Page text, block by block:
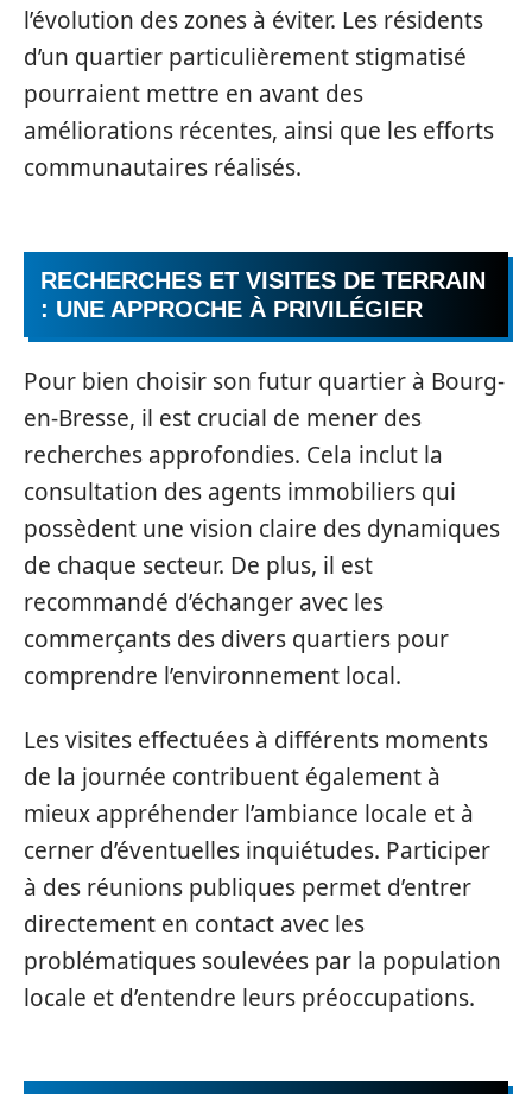
l’évolution des zones à éviter. Les résidents
d’un quartier particulièrement stigmatisé
pourraient mettre en avant des
améliorations récentes, ainsi que les efforts
communautaires réalisés.
RECHERCHES ET VISITES DE TERRAIN
: UNE APPROCHE À PRIVILÉGIER
Pour bien choisir son futur quartier à Bourg-
en-Bresse, il est crucial de mener des
recherches approfondies. Cela inclut la
consultation des agents immobiliers qui
possèdent une vision claire des dynamiques
de chaque secteur. De plus, il est
recommandé d’échanger avec les
commerçants des divers quartiers pour
comprendre l’environnement local.
Les visites effectuées à différents moments
de la journée contribuent également à
mieux appréhender l’ambiance locale et à
cerner d’éventuelles inquiétudes. Participer
à des réunions publiques permet d’entrer
directement en contact avec les
problématiques soulevées par la population
locale et d’entendre leurs préoccupations.